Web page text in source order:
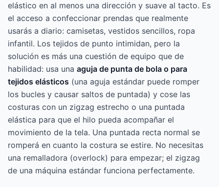
elástico en al menos una dirección y suave al tacto. Es
el acceso a confeccionar prendas que realmente
usarás a diario: camisetas, vestidos sencillos, ropa
infantil. Los tejidos de punto intimidan, pero la
solución es más una cuestión de equipo que de
habilidad: usa una aguja de punta de bola o para
tejidos elásticos (una aguja estándar puede romper
los bucles y causar saltos de puntada) y cose las
costuras con un zigzag estrecho o una puntada
elástica para que el hilo pueda acompañar el
movimiento de la tela. Una puntada recta normal se
romperá en cuanto la costura se estire. No necesitas
una remalladora (overlock) para empezar; el zigzag
de una máquina estándar funciona perfectamente.